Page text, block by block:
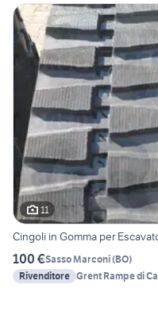
11
Cingoli in Gomma per
100 €Sasso Marconi(BO)
Rivenditore Grent Rampe di